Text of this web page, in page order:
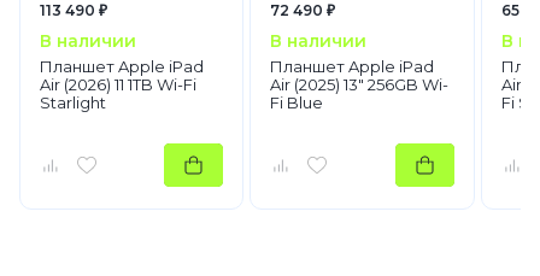
113 490 ₽
В наличии
Планшет Apple iPad
Air (2026) 11 1TB Wi-Fi
Starlight
72 490 ₽
В наличии
Планшет Apple iPad
Air (2025) 13" 256GB Wi-
Fi Blue
65
В
Air
Fi